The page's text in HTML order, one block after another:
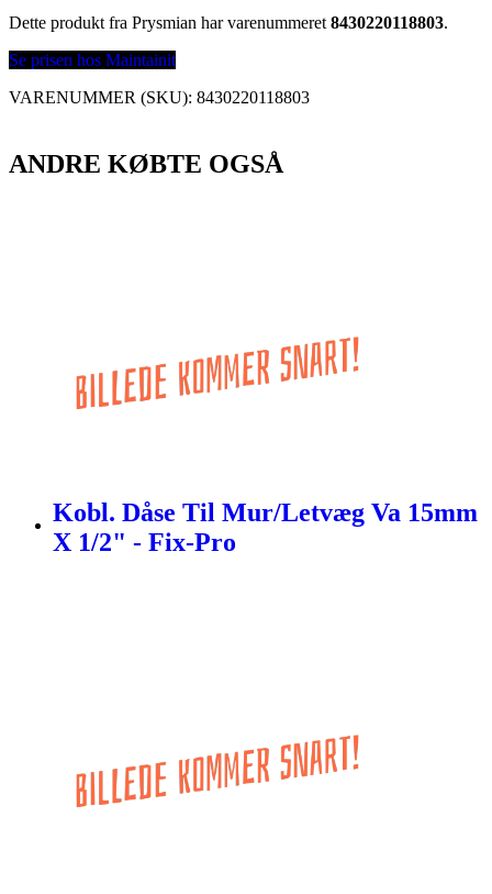
Dette produkt fra Prysmian har varenummeret 8430220118803.
Se prisen hos Maintainit
VARENUMMER (SKU): 8430220118803
ANDRE KØBTE OGSÅ
Kobl. Dåse Til Mur/Letvæg Va 15mm
X 1/2" - Fix-Pro